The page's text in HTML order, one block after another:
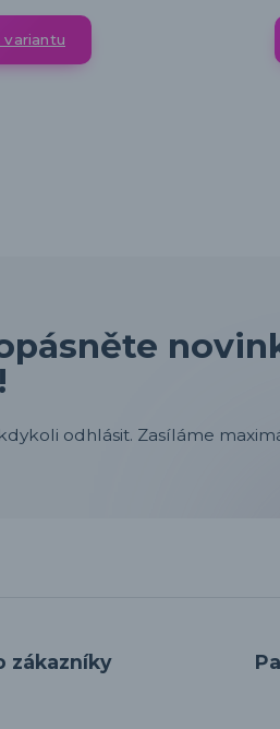
odhlásit. Zasíláme
zákazníky